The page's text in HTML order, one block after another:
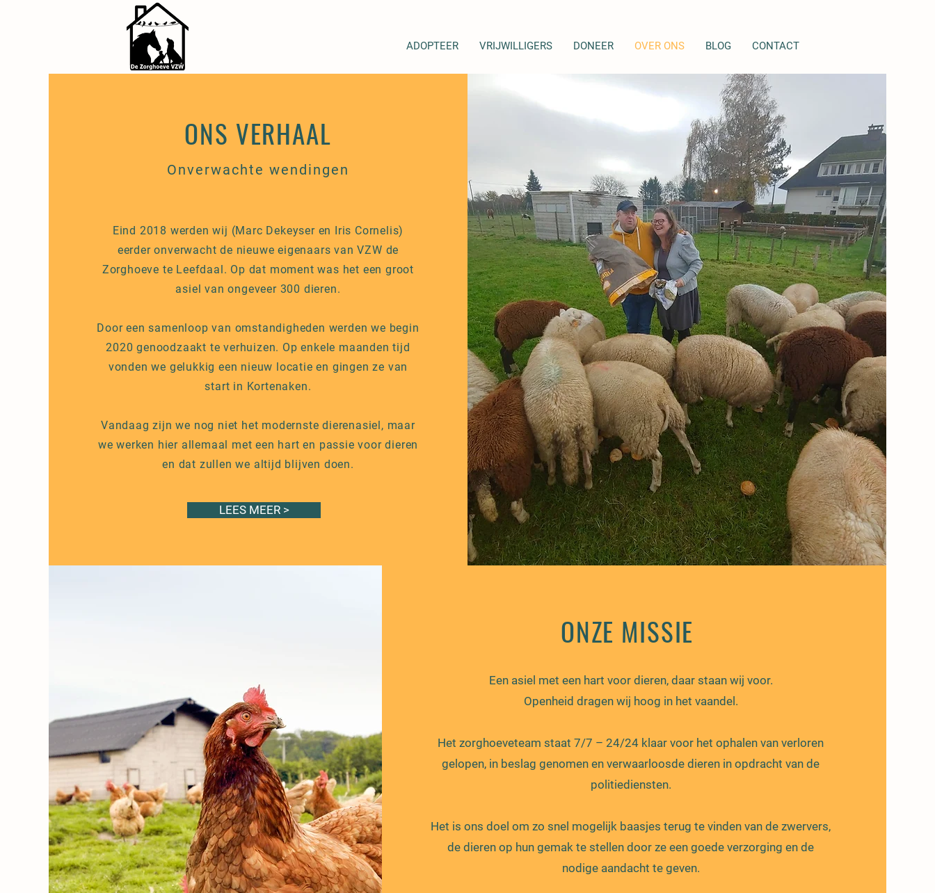
ADOPTEER VRIJWILLIGERS DONEER OVER ONS BLOG CONTACT
ONS VERHAAL
Onverwachte wendingen
Eind 2018 werden wij (Marc Dekeyser en Iris Cornelis)
eerder onverwacht de nieuwe eigenaars van VZW de
Zorghoeve te Leefdaal. Op dat moment was het een groot
asiel van ongeveer 300 dieren.
Door een samenloop van omstandigheden werden we begin
2020 genoodzaakt te verhuizen. Op enkele maanden tijd
vonden we gelukkig een nieuw locatie en gingen ze van
start in Kortenaken.
Vandaag zijn we nog niet het modernste dierenasiel, maar
we werken hier allemaal met een hart en passie voor dieren
en dat zullen we altijd blijven doen.
LEES MEER >
ONZE MISSIE
Een asiel met een hart voor dieren, daar staan wij voor.
Openheid dragen wij hoog in het vaandel.
Het zorghoeveteam staat 7/7 – 24/24 klaar voor het ophalen van verloren
gelopen, in beslag genomen en verwaarloosde dieren in opdracht van de
politiediensten.
Het is ons doel om zo snel mogelijk baasjes terug te vinden van de zwervers,
de dieren op hun gemak te stellen door ze een goede verzorging en de
nodige aandacht te geven.